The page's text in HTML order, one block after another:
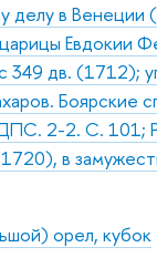
делу в
Евдокии
349 дв. (1712);
Боярские
2-2. С. 101;
в
орел, кубок